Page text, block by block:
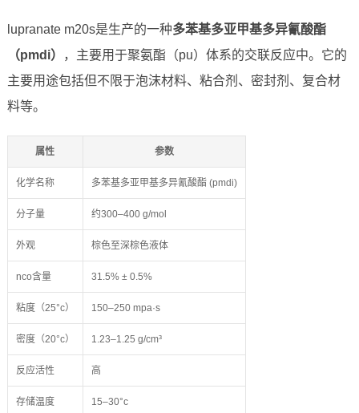
lupranate m20s是生产的一种多苯基多亚甲基多异氰酸酯
（pmdi）
，主要用于聚氨酯（pu）体系的交联反应中。它的
主要用途包括但不限于泡沫材料、粘合剂、密封剂、复合材
料等。
属性 参数
化学名称 多苯基多亚甲基多异氰酸酯 (pmdi)
分子量 约300–400 g/mol
外观 棕色至深棕色液体
nco含量 31.5% ± 0.5%
粘度（25°c） 150–250 mpa·s
密度（20°c） 1.23–1.25 g/cm³
反应活性 高
存储温度 15–30°c